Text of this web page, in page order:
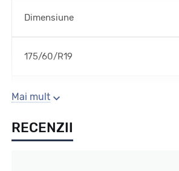
Dimensiune
175/60/R19
Sezon
Vara
Mai mult
RECENZII